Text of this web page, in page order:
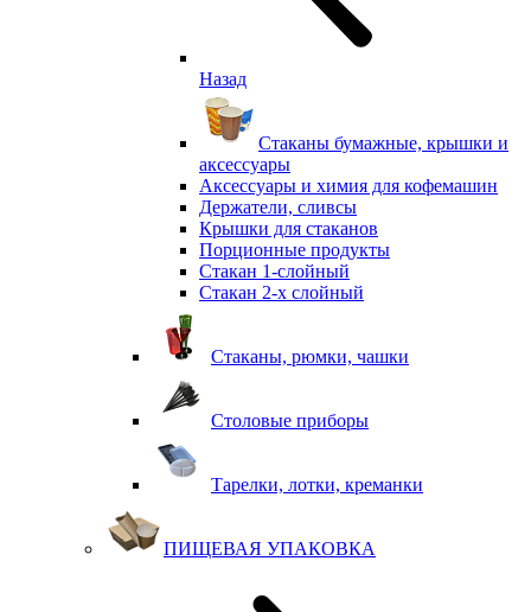
Назад
Стаканы бумажные, крышки и
аксессуары
Аксессуары и химия для кофемашин
Держатели, сливсы
Крышки для стаканов
Порционные продукты
Стакан 1-слойный
Стакан 2-х слойный
Стаканы, рюмки, чашки
Столовые приборы
Тарелки, лотки, креманки
ПИЩЕВАЯ УПАКОВКА